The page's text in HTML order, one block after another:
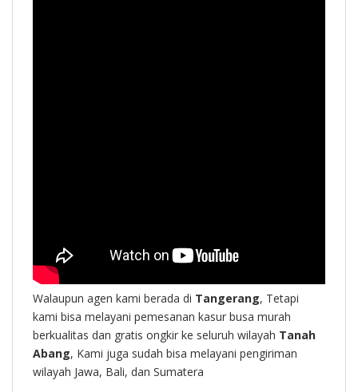
Walaupun agen kami berada di Tangerang, Tetapi
kami bisa melayani pemesanan kasur busa murah
berkualitas dan gratis ongkir ke seluruh wilayah Tanah
Abang, Kami juga sudah bisa melayani pengiriman
wilayah Jawa, Bali, dan Sumatera